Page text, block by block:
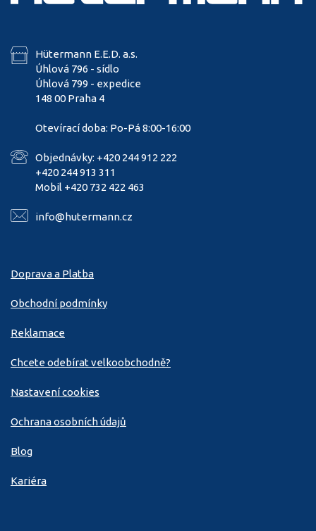
Hütermann E.E.D. a.s.
Úhlová 796 - sídlo
Úhlová 799 - expedice
148 00 Praha 4
Otevírací doba: Po-Pá 8:00-16:00
Objednávky: +420 244 912 222
+420 244 913 311
Mobil +420 732 422 463
info@hutermann.cz
Doprava a Platba
Obchodní podmínky
Reklamace
Chcete odebírat velkoobchodně?
Nastavení cookies
Ochrana osobních údajů
Blog
Kariéra